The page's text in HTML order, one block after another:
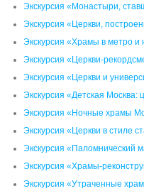
Экскурсия «Монастыри,
Экскурсия «Церкви,
Экскурсия «Храмы в метро и
Экскурсия «Церкви-
Экскурсия «Церкви и
Экскурсия «Детская Москва:
Экскурсия «Ночные храмы
Экскурсия «Церкви в стиле
Экскурсия «Паломнический
Экскурсия «Храмы-
Экскурсия «Утраченные